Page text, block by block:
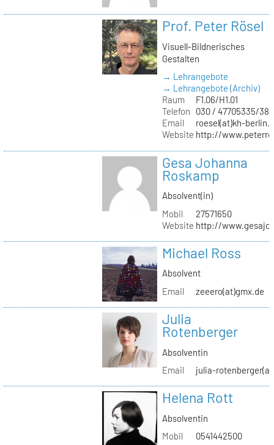
Prof. Peter Rösel
Visuell-Bildnerisches
Gestalten
→ Lehrangebote
→ Lehrangebote (Archiv)
Raum
F1.06/H1.01
Telefon
030 / 47705335/387
Email
roesel(at)kh-
Website http://
Gesa Johanna
Roskamp
Absolvent(in)
Mobil
27571650
Website http://
Michael Ross
Absolvent
Email
zeeero(at)gmx.de
Julia
Rotenberger
Absolventin
Email
julia-
Helena Rott
Absolventin
Mobil
0541442500